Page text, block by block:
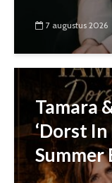
7 augustus 2026
Tamara
‘Dorst In
Summer